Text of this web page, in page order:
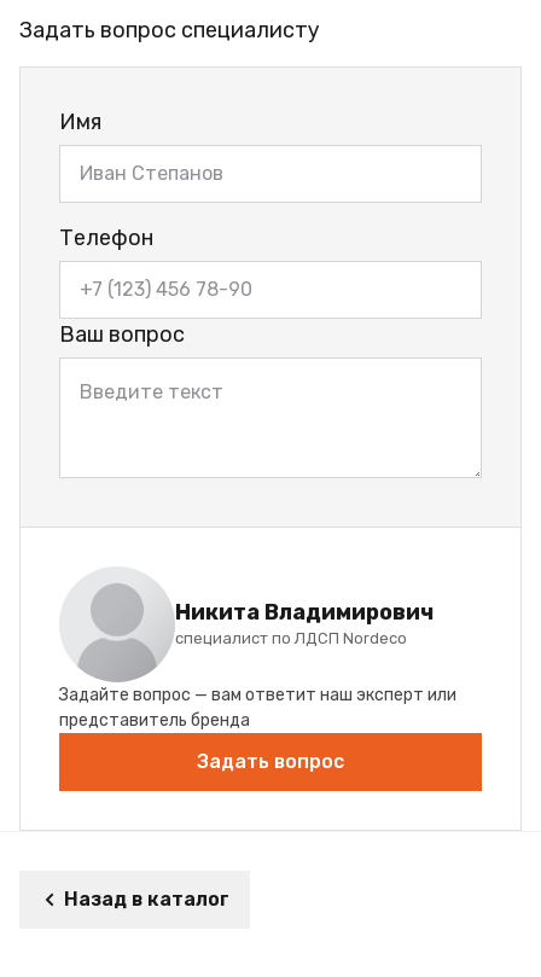
Задать вопрос специалисту
Имя
Телефон
Ваш вопрос
Никита Владимирович
специалист по ЛДСП Nordeco
Задайте вопрос — вам ответит наш эксперт или
представитель бренда
Задать вопрос
Назад в каталог